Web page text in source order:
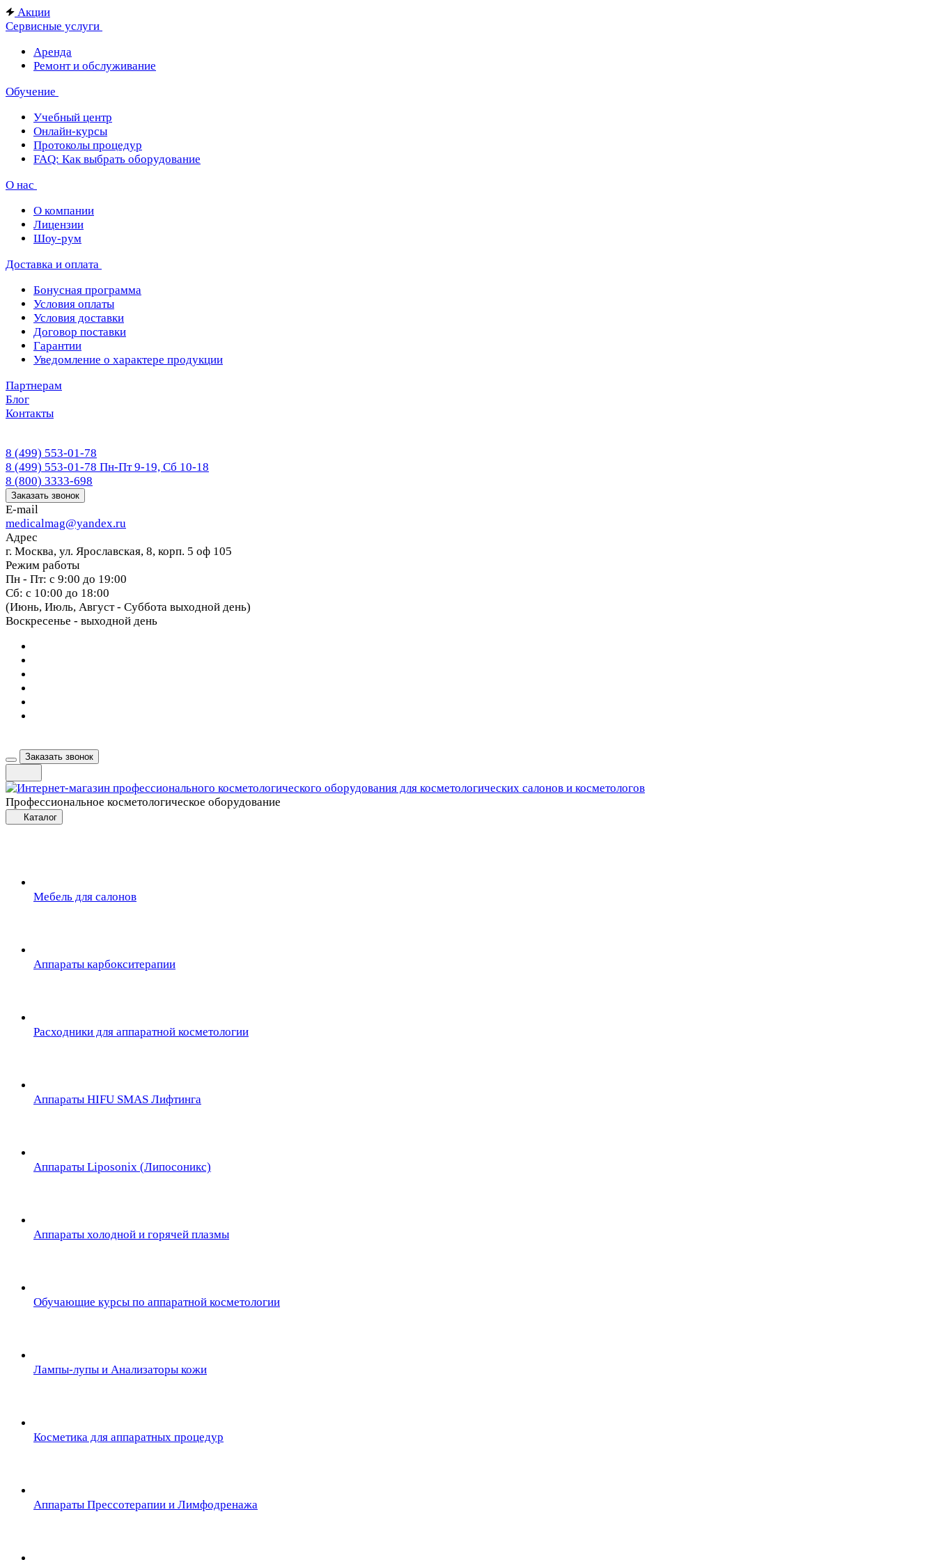
Акции
Сервисные услуги
Аренда
Ремонт и обслуживание
Обучение
Учебный центр
Онлайн-курсы
Протоколы процедур
FAQ: Как выбрать оборудование
О нас
О компании
Лицензии
Шоу-рум
Доставка и оплата
Бонусная программа
Условия оплаты
Условия доставки
Договор поставки
Гарантии
Уведомление о характере продукции
Партнерам
Блог
Контакты
8 (499) 553-01-78
8 (499) 553-01-78 Пн-Пт 9-19, Сб 10-18
8 (800) 3333-698
Заказать звонок
E-mail
medicalmag@yandex.ru
Адрес
г. Москва, ул. Ярославская, 8, корп. 5 оф 105
Режим работы
Пн - Пт: с 9:00 до 19:00
Сб: с 10:00 до 18:00
(Июнь, Июль, Август - Суббота выходной день)
Воскресенье - выходной день
Заказать звонок
Профессиональное косметологическое оборудование
Каталог
Мебель для салонов
Аппараты карбокситерапии
Расходники для аппаратной косметологии
Аппараты HIFU SMAS Лифтинга
Аппараты Liposonix (Липосоникс)
Аппараты холодной и горячей плазмы
Обучающие курсы по аппаратной косметологии
Лампы-лупы и Анализаторы кожи
Косметика для аппаратных процедур
Аппараты Прессотерапии и Лимфодренажа